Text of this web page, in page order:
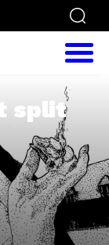
split